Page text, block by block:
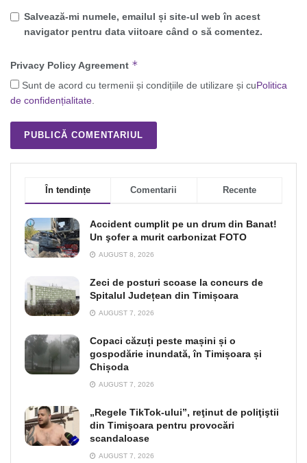
Salvează-mi numele, emailul și site-ul web în acest
navigator pentru data viitoare când o să comentez.
Privacy Policy Agreement *
Sunt de acord cu termenii și condițiile de utilizare și cuPolitica
de confidențialitate.
În tendințe Comentarii Recente
Accident cumplit pe un drum din Banat!
Un şofer a murit carbonizat FOTO
AUGUST 8, 2026
Zeci de posturi scoase la concurs de
Spitalul Județean din Timișoara
AUGUST 7, 2026
Copaci căzuți peste mașini și o
gospodărie inundată, în Timișoara și
Chișoda
AUGUST 7, 2026
„Regele TikTok-ului”, reţinut de poliţiştii
din Timişoara pentru provocări
scandaloase
AUGUST 7, 2026